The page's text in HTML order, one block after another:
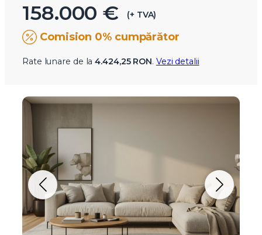
158.000 € (+ TVA)
Comision 0% cumpărător
Rate lunare de la4.424,25 RON. Vezi detalii